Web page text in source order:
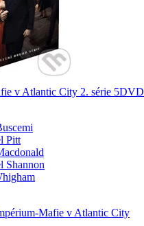
v Atlantic City 2. série 5DVD
Pitt
Shannon
Mafie v Atlantic City